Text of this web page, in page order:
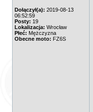
Dołączył(a): 2019-08-13
06:52:59
Posty: 19
Lokalizacja: Wrocław
Płeć: Mężczyzna
Obecne moto: FZ6S